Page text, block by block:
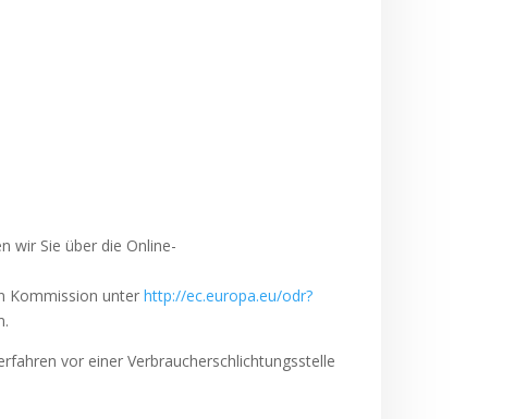
wir Sie über die Online-
Kommission unterhttp://ec.europa.eu/odr?
vor einer Verbraucherschlichtungsstelle